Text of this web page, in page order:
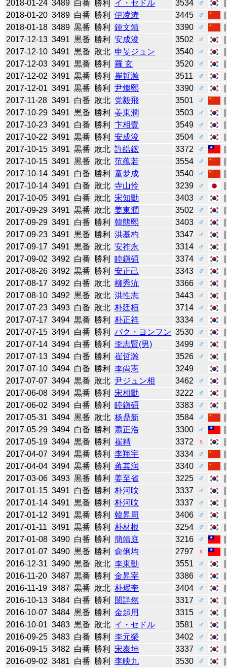
2018-01-24 3489 白番 勝利 イ・セドル 3534 ♂
2018-01-20 3489 白番 勝利 伊凌涛 3445 ♂
2018-01-18 3489 黒番 勝利 鍾文靖 3390 ♂
2017-12-13 3491 黒番 勝利 安成浚 3502 ♂
2017-12-10 3491 黒番 敗北 申旻ジュン 3540 ♂
2017-12-03 3491 黒番 勝利 羅 玄 3520 ♂
2017-12-02 3491 黒番 勝利 崔哲瀚 3511 ♂
2017-12-01 3491 黒番 勝利 尹燦熙 3390 ♂
2017-11-28 3491 白番 敗北 党毅飛 3501 ♂
2017-10-29 3491 黒番 勝利 姜東潤 3503 ♂
2017-10-23 3491 白番 勝利 卞相壹 3549 ♂
2017-10-22 3491 黒番 勝利 安成浚 3504 ♂
2017-10-15 3491 黒番 敗北 許皓鋐 3372 ♂
2017-10-15 3491 黒番 敗北 范蕴若 3554 ♂
2017-10-14 3491 白番 勝利 童梦成 3540 ♂
2017-10-14 3491 白番 敗北 寺山怜 3239 ♂
2017-10-05 3491 白番 敗北 宋知勳 3403 ♂
2017-09-29 3491 黒番 敗北 姜東潤 3502 ♂
2017-09-29 3491 白番 勝利 韓態熙 3403 ♂
2017-09-23 3491 黒番 勝利 洪基杓 3347 ♂
2017-09-17 3491 黒番 敗北 安祚永 3314 ♂
2017-09-02 3492 白番 勝利 睦鎭碩 3374 ♂
2017-08-26 3492 黒番 勝利 安正己 3343 ♂
2017-08-17 3492 白番 敗北 柳秀沆 3366 ♂
2017-08-10 3492 黒番 敗北 洪性志 3443 ♂
2017-07-23 3493 白番 敗北 朴廷桓 3714 ♂
2017-07-17 3494 黒番 勝利 朴正祥 3334 ♂
2017-07-15 3494 白番 勝利 パク・ヨンフン 3530 ♂
2017-07-14 3494 白番 勝利 李志賢(男) 3499 ♂
2017-07-13 3494 白番 勝利 崔哲瀚 3526 ♂
2017-07-10 3494 白番 勝利 李尙憲 3249
2017-07-07 3494 黒番 敗北 尹ジュン相 3462 ♂
2017-06-08 3494 黒番 勝利 宋相勳 3222 ♂
2017-06-02 3494 白番 勝利 睦鎭碩 3383 ♂
2017-05-31 3494 黒番 敗北 杨鼎新 3584 ♂
2017-05-29 3494 白番 勝利 蕭正浩 3300 ♂
2017-05-19 3494 黒番 勝利 崔精 3372 ♀
2017-04-07 3494 黒番 勝利 李翔宇 3334 ♂
2017-04-04 3494 黒番 勝利 蒋其润 3340 ♂
2017-03-06 3493 黒番 勝利 姜至省 3225 ♂
2017-01-15 3491 白番 勝利 朴河旼 3337 ♂
2017-01-14 3491 黒番 勝利 朴河旼 3337 ♂
2017-01-12 3491 黒番 勝利 韓昇周 3406 ♂
2017-01-11 3491 黒番 勝利 朴材根 3254 ♂
2017-01-08 3490 白番 勝利 簡靖庭 3216 ♂
2017-01-07 3490 黒番 勝利 俞俐均 2797 ♀
2016-12-31 3490 黒番 敗北 李東勳 3551 ♂
2016-11-20 3487 黒番 勝利 金昇宰 3386 ♂
2016-11-19 3487 黒番 敗北 朴珉奎 3404 ♂
2016-10-13 3484 白番 勝利 閔詳然 3317 ♂
2016-10-07 3484 黒番 勝利 金起用 3315 ♂
2016-10-01 3483 黒番 敗北 イ・セドル 3581 ♂
2016-09-25 3483 白番 勝利 李元榮 3402 ♂
2016-09-15 3482 白番 勝利 宋泰坤 3337 ♂
2016-09-02 3481 白番 勝利 李映九 3530 ♂